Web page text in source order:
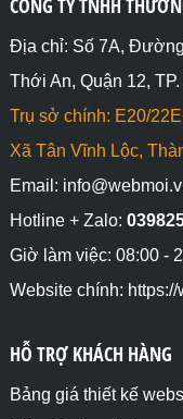
CÔNG TY TNHH
Địa chỉ: Số 7A,
Thới An, Quận 12,
Trụ sở chính: E20/
Xã Tân Vĩnh Lộc,
Email:
Hotline + Zalo:
Giờ làm việc: 08:00 -
Website chính:
HỖ TRỢ KHÁCH HÀNG
Bảng giá thiết kế